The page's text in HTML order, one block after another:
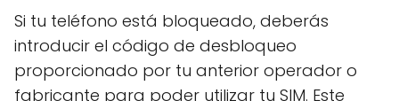
Si tu teléfono está bloqueado, deberás
introducir el código de desbloqueo
proporcionado por tu anterior operador o
fabricante para poder utilizar tu SIM. Este